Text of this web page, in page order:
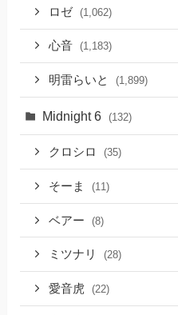
ロゼ (1,062)
心音 (1,183)
明雷らいと (1,899)
Midnight 6 (132)
クロシロ (35)
そーま (11)
ベアー (8)
ミツナリ (28)
愛音虎 (22)